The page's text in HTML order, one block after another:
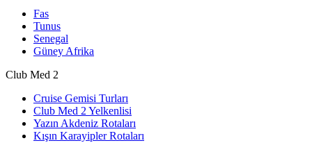
Fas
Tunus
Senegal
Güney Afrika
Club Med 2
Cruise Gemisi Turları
Club Med 2 Yelkenlisi
Yazın Akdeniz Rotaları
Kışın Karayipler Rotaları